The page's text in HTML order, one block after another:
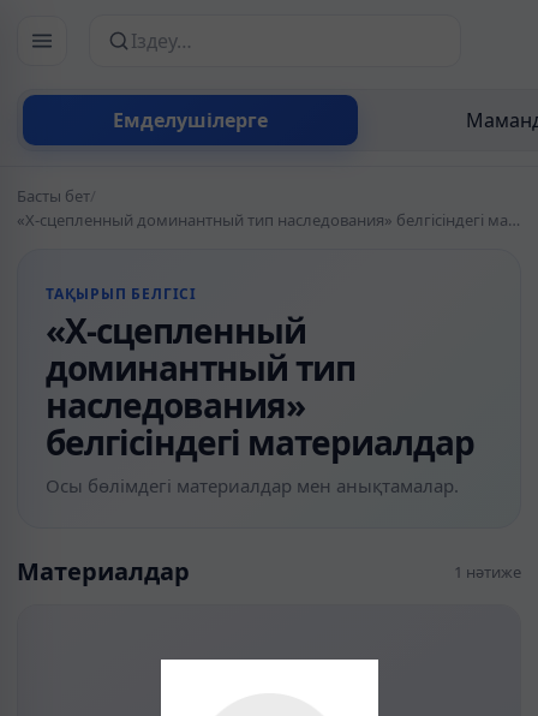
Емделушілерге
Сайттан іздеу
Басты бет/
«Х-сцепленный доминантный тип наследования» белгісіндегі материалдар
ТАҚЫРЫП БЕЛГІСІ
«Х-сцепленный
доминантный тип
наследования»
белгісіндегі материалдар
Осы бөлімдегі материалдар мен анықтамалар.
Материалдар 1 нәтиже